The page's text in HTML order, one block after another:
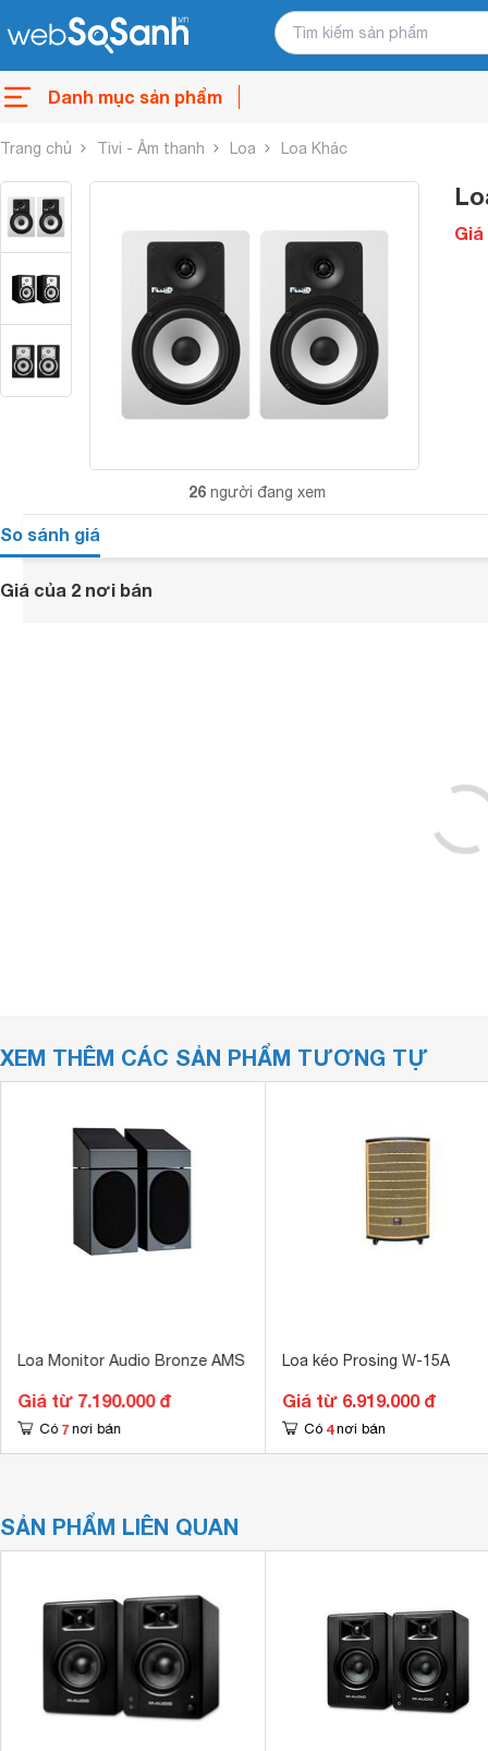
Danh mục sản phẩm
Trang chủ Tivi - Âm thanh Loa Loa Khác
26 người đang xem
Giá
So sánh giá
Giá của 2 nơi bán
XEM THÊM CÁC SẢN PHẨM TƯƠNG TỰ
Loa Monitor Audio Bronze AMS
Giá từ 7.190.000 đ
Có 7 nơi bán
Loa kéo Prosing W-15A
Giá từ 6.919.000 đ
Có 4 nơi bán
SẢN PHẨM LIÊN QUAN